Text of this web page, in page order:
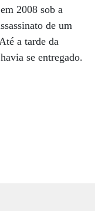
2008 sob a
de um
a tarde da
se entregado.